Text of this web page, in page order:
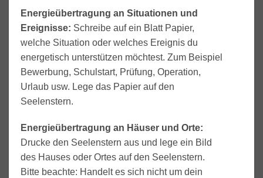
Energieübertragung an Situationen und
Ereignisse: Schreibe auf ein Blatt Papier,
welche Situation oder welches Ereignis du
energetisch unterstützen möchtest. Zum Beispiel
Bewerbung, Schulstart, Prüfung, Operation,
Urlaub usw. Lege das Papier auf den
Seelenstern.
Energieübertragung an Häuser und Orte:
Drucke den Seelenstern aus und lege ein Bild
des Hauses oder Ortes auf den Seelenstern.
Bitte beachte: Handelt es sich nicht um dein